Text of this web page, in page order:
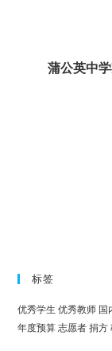
蒲公英中
标签
优秀学生 优秀教师 国
年度预算 志愿者 捐方